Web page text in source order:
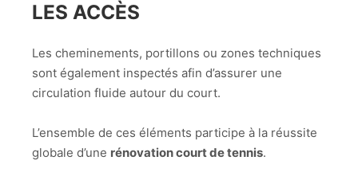
LES ACCÈS
Les cheminements, portillons ou zones techniques
sont également inspectés afin d’assurer une
circulation fluide autour du court.
L’ensemble de ces éléments participe à la réussite
globale d’une rénovation court de tennis.